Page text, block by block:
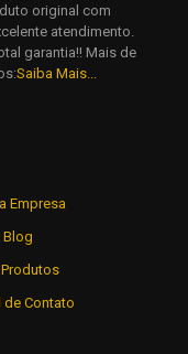
original com
atendimento.
garantia!! Mais de
Saiba Mais...
Empresa
de Contato